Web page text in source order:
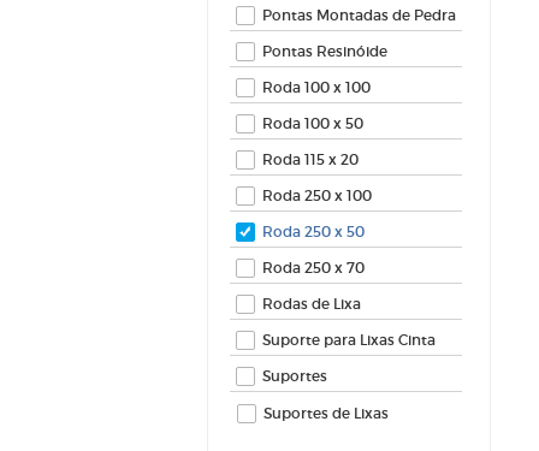
Pontas Montadas de Pedra
Pontas Resinóide
Roda 100 x 100
Roda 100 x 50
Roda 115 x 20
Roda 250 x 100
Roda 250 x 50
Roda 250 x 70
Rodas de Lixa
Suporte para Lixas Cinta
Suportes
Suportes de Lixas